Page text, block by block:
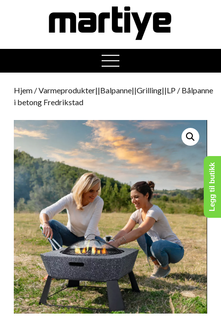
open
menu
Hjem /Varmeprodukter||Balpanne||Grilling||LP / Bålpanne
i betong Fredrikstad
Legg til butikk